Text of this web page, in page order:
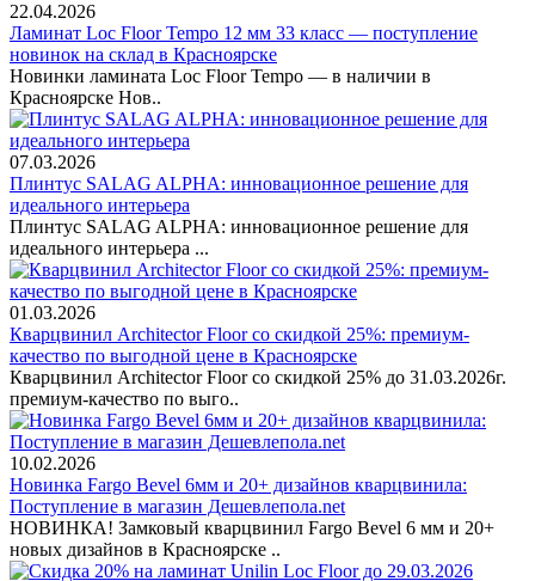
22.04.2026
Ламинат Loc Floor Tempo 12 мм 33 класс — поступление
новинок на склад в Красноярске
Новинки ламината Loc Floor Tempo — в наличии в
Красноярске Нов..
07.03.2026
Плинтус SALAG ALPHA: инновационное решение для
идеального интерьера
Плинтус SALAG ALPHA: инновационное решение для
идеального интерьера ...
01.03.2026
Кварцвинил Architector Floor со скидкой 25%: премиум-
качество по выгодной цене в Красноярске
Кварцвинил Architector Floor со скидкой 25% до 31.03.2026г.
премиум-качество по выго..
10.02.2026
Новинка Fargo Bevel 6мм и 20+ дизайнов кварцвинила:
Поступление в магазин Дешевлепола.net
НОВИНКА! Замковый кварцвинил Fargo Bevel 6 мм и 20+
новых дизайнов в Красноярске ..